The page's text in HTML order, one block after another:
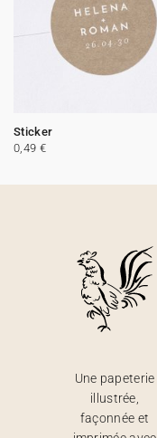
Sticker
0,49 €
Une papeterie
illustrée,
façonnée et